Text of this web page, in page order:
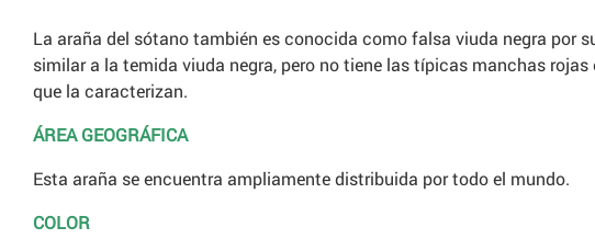
La araña del sótano también es conocida como falsa viuda negra por
similar a la temida viuda negra, pero no tiene las típicas manchas rojas
que la caracterizan.
ÁREA GEOGRÁFICA
Esta araña se encuentra ampliamente distribuida por todo el mundo.
COLOR